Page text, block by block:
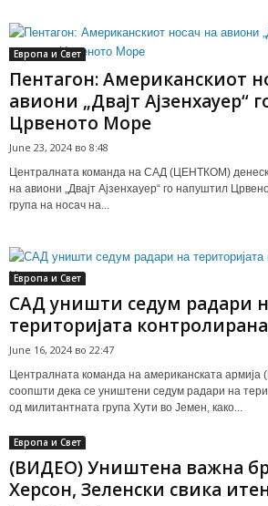
Европа и Свет
Пентагон: Американскиот
авиони „Двајт Ајзенхауер“
Црвеното Море
June 23, 2024 во 8:48
Централната команда на САД (ЦЕНТКОМ)
на авиони „Двајт Ајзенхауер“ го напуштил
група на носач на...
Европа и Свет
САД уништи седум радари
територијата
June 16, 2024 во 22:47
Централната команда на американската
соопшти дека се уништени седум радари на
од милитантната група Хути во Јемен, како...
Европа и Свет
(ВИДЕО) Уништена важна
Херсон, Зеленски свика